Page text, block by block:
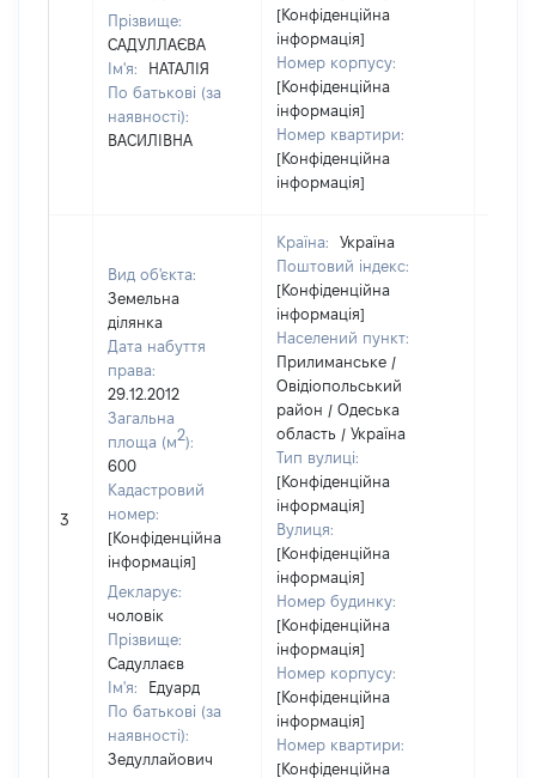
Прізвище:
САДУЛЛАЄВА
Ім'я:
НАТАЛІЯ
По батькові (за
наявності):
ВАСИЛІВНА
[Конфіденційна
інформація]
Номер корпусу:
[Конфіденційна
інформація]
Номер квартири:
[Конфіденційна
інформація]
3
Вид об'єкта:
Земельна
ділянка
Дата набуття
права:
29.12.2012
Загальна
площа (м2):
600
Кадастровий
номер:
[Конфіденційна
інформація]
Декларує:
чоловік
Прізвище:
Садуллаєв
Ім'я:
Едуард
По батькові (за
наявності):
Зедуллайович
Країна:
Україна
Поштовий індекс:
[Конфіденційна
інформація]
Населений пункт:
Прилиманське /
Овідіопольський
район / Одеська
область / Україна
Тип вулиці:
[Конфіденційна
інформація]
Вулиця:
[Конфіденційна
інформація]
Номер будинку:
[Конфіденційна
інформація]
Номер корпусу:
[Конфіденційна
інформація]
Номер квартири:
[Конфіденційна